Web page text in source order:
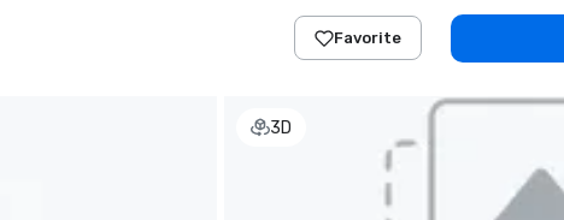
Favorite
3D